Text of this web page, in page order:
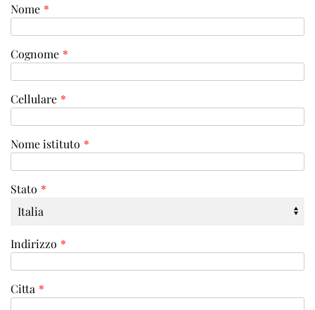
Nome *
Cognome *
Cellulare *
Nome istituto *
Stato *
Indirizzo *
Citta *